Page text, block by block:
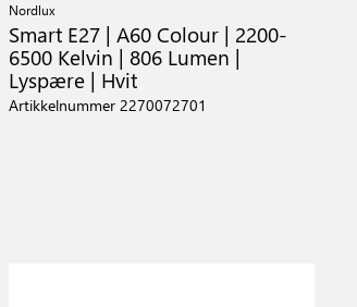
Nordlux
Smart E27 | A60 Colour | 2200-
6500 Kelvin | 806 Lumen |
Lyspære | Hvit
Artikkelnummer 2270072701